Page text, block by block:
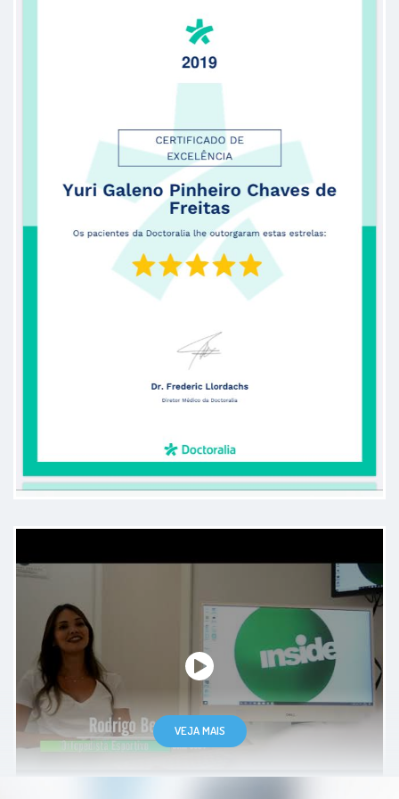
detalhes! Super recomendo !
Paciente
Ótimo atendimento, passa muita
segurança ao paciente.
Paciente
Dr. Yuri sempre muito atencioso,
no que faz. Recomendo sempre!
Paciente
VEJA MAIS